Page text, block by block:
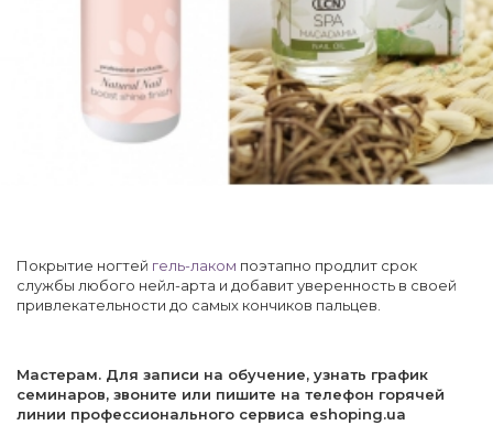
Покрытие ногтей гель-лаком поэтапно продлит срок
службы любого нейл-арта и добавит уверенность в своей
привлекательности до самых кончиков пальцев.
Мастерам. Для записи на обучение, узнать график
семинаров, звоните или пишите на телефон горячей
линии профессионального сервиса eshoping.ua